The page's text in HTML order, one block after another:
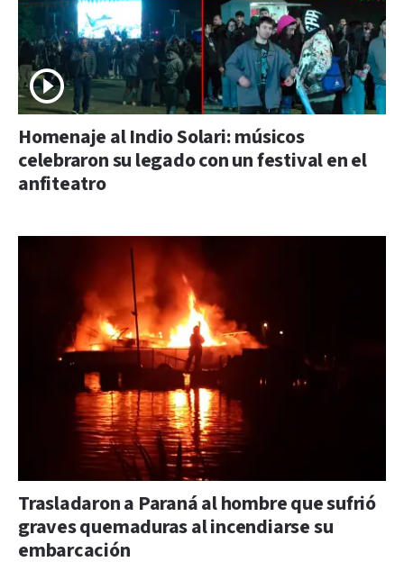
Homenaje al Indio Solari: músicos
celebraron su legado con un festival en el
anfiteatro
Trasladaron a Paraná al hombre que sufrió
graves quemaduras al incendiarse su
embarcación